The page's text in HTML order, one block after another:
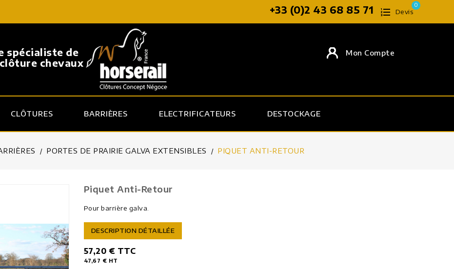
+33 (0)2 43 68 85 71 Devis
0
spécialiste de
chevaux
Mon Compte
CLÔTURES BARRIÈRES ELECTRIFICATEURS DESTOCKAGE
PORTES DE PRAIRIE GALVA EXTENSIBLES PIQUET ANTI-RETOUR
Piquet Anti-Retour
Pour barrière galva.
DESCRIPTION DÉTAILLÉE
57,20 € TTC
47,67 € HT